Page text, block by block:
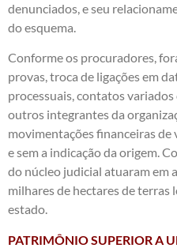
denunciados, e seu
do esquema.
Conforme os procuradores,
provas, troca de ligações em
processuais, contatos
outros integrantes da
movimentações financeiras de
e sem a indicação da origem.
do núcleo judicial atuaram em
milhares de hectares de terras
estado.
PATRIMÔNIO SUPERIOR A